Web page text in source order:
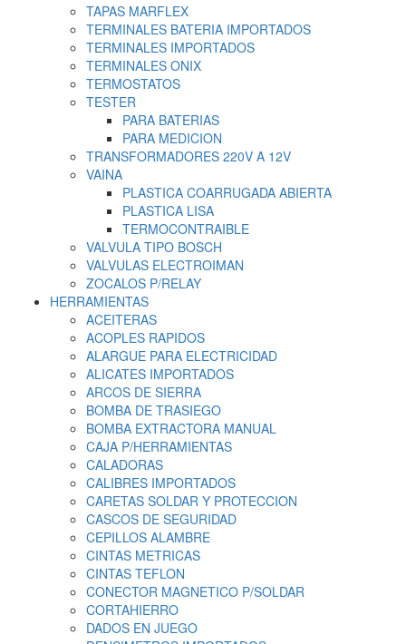
TAPAS MARFLEX
TERMINALES BATERIA IMPORTADOS
TERMINALES IMPORTADOS
TERMINALES ONIX
TERMOSTATOS
TESTER
PARA BATERIAS
PARA MEDICION
TRANSFORMADORES 220V A 12V
VAINA
PLASTICA COARRUGADA ABIERTA
PLASTICA LISA
TERMOCONTRAIBLE
VALVULA TIPO BOSCH
VALVULAS ELECTROIMAN
ZOCALOS P/RELAY
HERRAMIENTAS
ACEITERAS
ACOPLES RAPIDOS
ALARGUE PARA ELECTRICIDAD
ALICATES IMPORTADOS
ARCOS DE SIERRA
BOMBA DE TRASIEGO
BOMBA EXTRACTORA MANUAL
CAJA P/HERRAMIENTAS
CALADORAS
CALIBRES IMPORTADOS
CARETAS SOLDAR Y PROTECCION
CASCOS DE SEGURIDAD
CEPILLOS ALAMBRE
CINTAS METRICAS
CINTAS TEFLON
CONECTOR MAGNETICO P/SOLDAR
CORTAHIERRO
DADOS EN JUEGO